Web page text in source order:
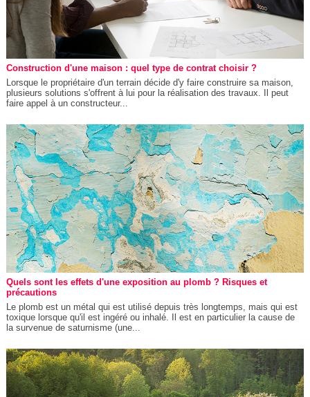
Construction d'une maison : quel type de contrat choisir ?
Lorsque le propriétaire d'un terrain décide d'y faire construire sa maison,
plusieurs solutions s'offrent à lui pour la réalisation des travaux. Il peut
faire appel à un constructeur...
Quels sont les effets d'une exposition au plomb ? Risques et
précautions
Le plomb est un métal qui est utilisé depuis très longtemps, mais qui est
toxique lorsque qu'il est ingéré ou inhalé. Il est en particulier la cause de
la survenue de saturnisme (une...